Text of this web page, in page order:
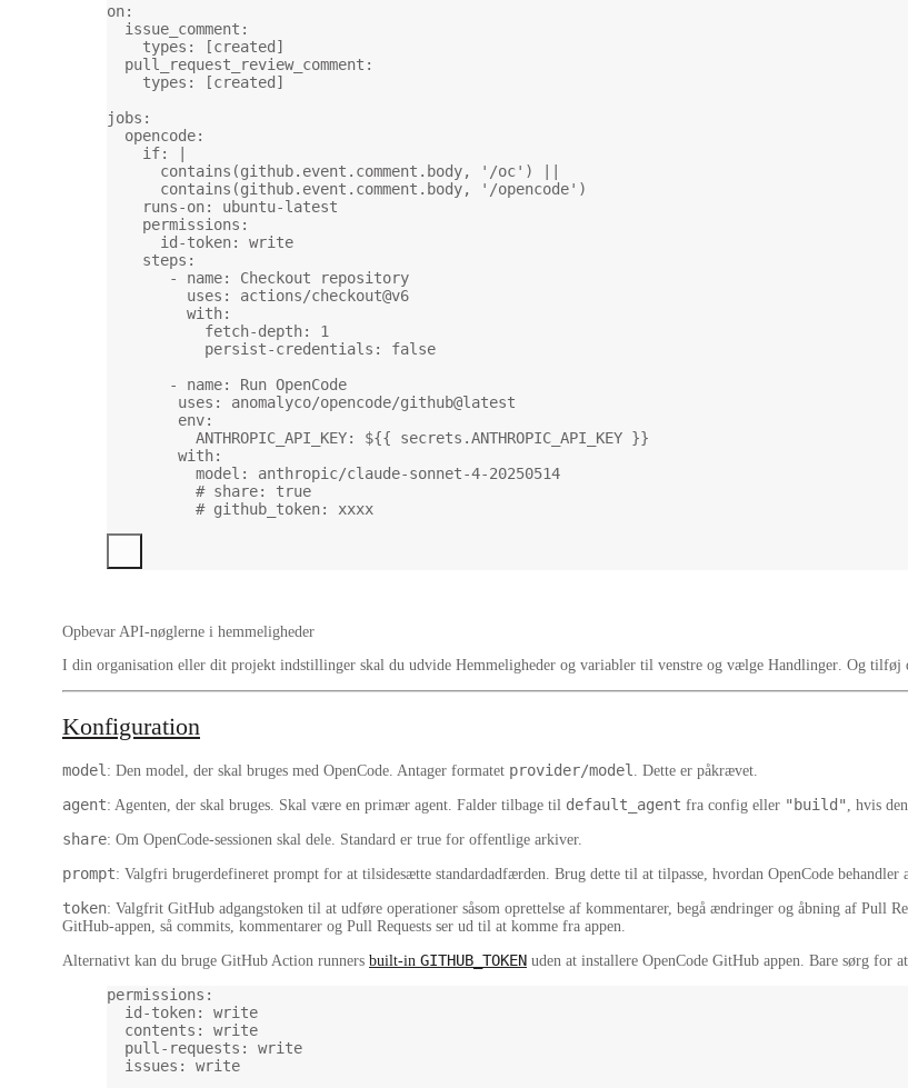
on:
issue_comment :
types : [created ]
pull_request_review_comment :
types : [created ]
jobs :
opencode:
if:
contains(github.event.comment.body, '/oc') ||
contains(github.event.comment.body, '/opencode')
runs-on: ubuntu-latest
permissions :
id-token: write
steps :
- name: Checkout repository
uses : actions/checkout@v6
with:
fetch-depth: 1
persist-credentials : false
- name: Run OpenCode
uses : anomalyco/opencode/github@latest
env:
ANTHROPIC_API_KEY: ${{ secrets.ANTHROPIC_API_KEY }}
with:
model : anthropic/claude-sonnet-4-20250514
# share: true
# github_token: xxxx
Opbevar API-nøglerne i hemmeligheder
I din organisation eller dit projekt indstillinger skal du udvide Hemmeligheder og variabler til venstre og vælge Handlinger . Og tilføj
Konfiguration
model: Den model, der skal bruges med OpenCode. Antager formatet provider/model. Dette er påkrævet.
agent: Agenten, der skal bruges. Skal være en primær agent. Falder tilbage til default_agent fra config eller "build" , hvis
share: Om OpenCode-sessionen skal dele. Standard er true for offentlige arkiver.
prompt: Valgfri brugerdefineret prompt for at tilsidesætte standardadfærden. Brug dette til at tilpasse, hvordan OpenCode behandler
token: Valgfrit GitHub adgangstoken til at udføre operationer såsom oprettelse af kommentarer, begå ændringer og åbning af Pull
GitHub-appen, så commits, kommentarer og Pull Requests ser ud til at komme fra appen.
Alternativt kan du bruge GitHub Action runners built-in GITHUB_TOKEN uden at installere OpenCode GitHub appen. Bare sørg
permissions :
id-token: write
contents : write
pull-requests : write
issues : write